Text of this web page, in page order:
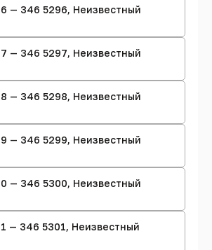
— 346 5296, Неизвестный
— 346 5297, Неизвестный
— 346 5298, Неизвестный
— 346 5299, Неизвестный
— 346 5300, Неизвестный
— 346 5301, Неизвестный